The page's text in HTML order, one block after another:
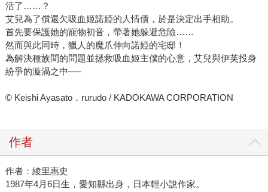
活了……？
艾兒為了償還欠吸血姬諾婭的人情債，於是決定出手相助。
首先要保護她的寵物初音，帶著她躲避危險……
然而與此同時，獵人的魔爪伸向諾婭的宅邸！
為解決種族間的問題並拯救吸血姬主僕的心意，艾兒與伊芙投身
紛爭的漩渦之中──
© Keishi Ayasato．rurudo / KADOKAWA CORPORATION
作者
作者：綾里惠史
1987年4月6日生，愛知縣出身，日本輕小說作家。